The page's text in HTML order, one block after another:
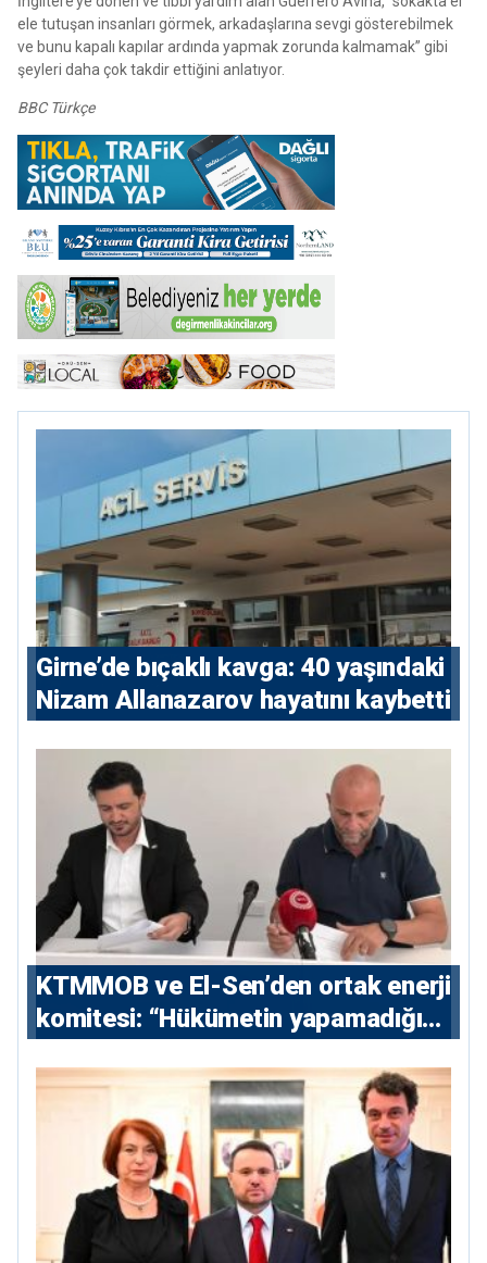
ele tutuşan insanları görmek, arkadaşlarına sevgi gösterebilmek
ve bunu kapalı kapılar ardında yapmak zorunda kalmamak” gibi
şeyleri daha çok takdir ettiğini anlatıyor.
BBC Türkçe
Girne’de bıçaklı kavga: 40 yaşındaki
Nizam Allanazarov hayatını kaybetti
KTMMOB ve El-Sen’den ortak enerji
komitesi: “Hükümetin yapamadığını